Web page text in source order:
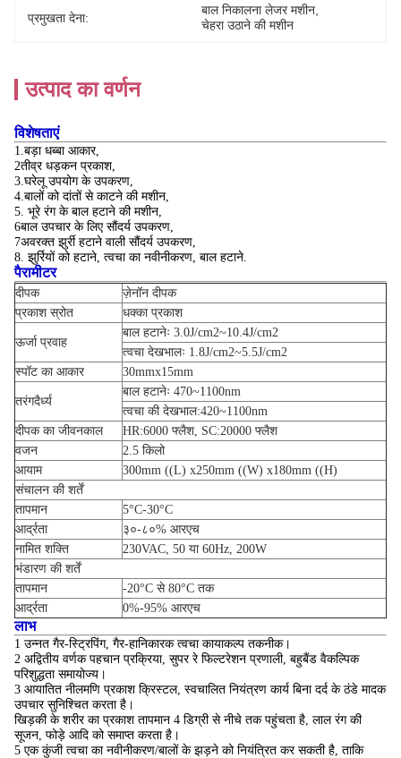
प्रमुखता देना:
बाल निकालना लेजर मशीन
चेहरा उठाने की मशीन
उत्पाद का वर्णन
विशेषताएं
1.बड़ा धब्बा आकार,
2तीव्र धड़कन प्रकाश,
3.घरेलू उपयोग के उपकरण,
4.बालों को दांतों से काटने की मशीन,
5. भूरे रंग के बाल हटाने की मशीन,
6बाल उपचार के लिए सौंदर्य उपकरण,
7अवरक्त झुर्री हटाने वाली सौंदर्य उपकरण,
8. झुर्रियों को हटाने, त्वचा का नवीनीकरण, बाल हटाने.
पैरामीटर
दीपक
ज़ेनॉन दीपक
प्रकाश स्रोत
धक्का प्रकाश
ऊर्जा प्रवाह
बाल हटानेः 3.0J/cm2~10.4J/cm2
त्वचा देखभालः 1.8J/cm2~5.5J/cm2
स्पॉट का आकार
30mmx15mm
तरंगदैर्ध्य
बाल हटानेः 470~1100nm
त्वचा की देखभाल:420~1100nm
दीपक का जीवनकाल
HR:6000 फ्लैश, SC:20000 फ्लैश
वजन
2.5 किलो
आयाम
300mm ((L) x250mm ((W) x180mm ((H)
संचालन की शर्तें
तापमान
5°C-30°C
आर्द्रता
३०-८०% आरएच
नामित शक्ति
230VAC, 50 या 60Hz, 200W
भंडारण की शर्तें
तापमान
-20°C से 80°C तक
आर्द्रता
0%-95% आरएच
लाभ
1 उन्नत गैर-स्ट्रिपिंग, गैर-हानिकारक त्वचा कायाकल्प तकनीक।
2 अद्वितीय वर्णक पहचान प्रक्रिया, सुपर रे फिल्टरेशन प्रणाली, बहुबैंड वैकल्पिक
परिशुद्धता समायोज्य।
3 आयातित नीलमणि प्रकाश क्रिस्टल, स्वचालित नियंत्रण कार्य बिना दर्द के ठंडे मादक
उपचार सुनिश्चित करता है।
खिड़की के शरीर का प्रकाश तापमान 4 डिग्री से नीचे तक पहुंचता है, लाल रंग की
सूजन, फोड़े आदि को समाप्त करता है।
5 एक कुंजी त्वचा का नवीनीकरण/बालों के झड़ने को नियंत्रित कर सकती है, ताकि